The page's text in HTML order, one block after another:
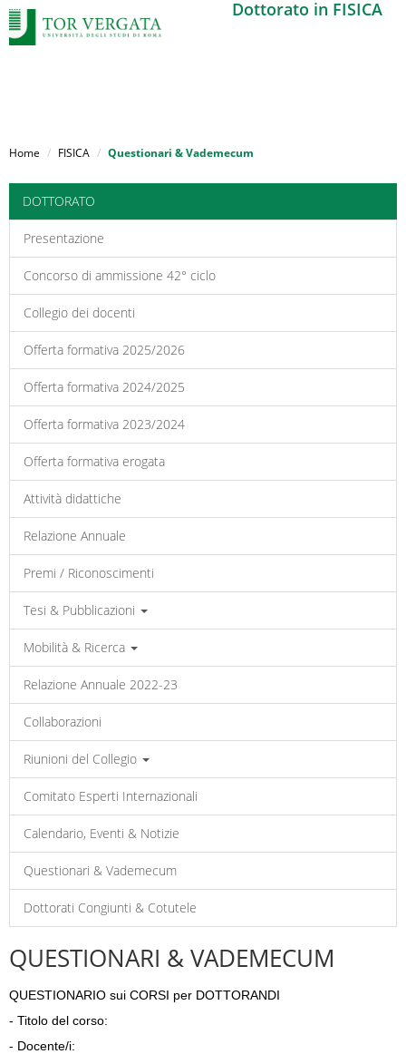
al
principale
Dottorato in FISICA
Home FISICA Questionari & Vademecum
DOTTORATO
Presentazione
Concorso di ammissione 42° ciclo
Collegio dei docenti
Offerta formativa 2025/2026
Offerta formativa 2024/2025
Offerta formativa 2023/2024
Offerta formativa erogata
Attività didattiche
Relazione Annuale
Premi / Riconoscimenti
Tesi & Pubblicazioni
Mobilità & Ricerca
Relazione Annuale 2022-23
Collaborazioni
Riunioni del Collegio
Comitato Esperti Internazionali
Calendario, Eventi & Notizie
Questionari & Vademecum
Dottorati Congiunti & Cotutele
QUESTIONARI & VADEMECUM
QUESTIONARIO sui CORSI per DOTTORANDI
- Titolo del corso:
- Docente/i: